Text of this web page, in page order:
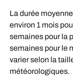
La durée
environ 1 mois
semaines pour la
semaines pour le
varier selon la
météorologiques.